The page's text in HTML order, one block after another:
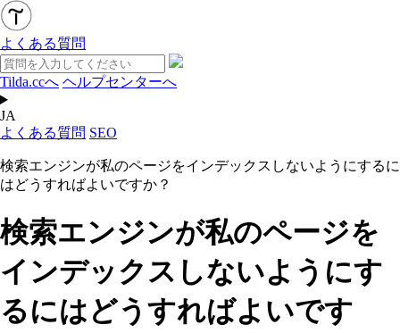
よくある質問
Tilda.ccへ ヘルプセンターへ
JA
よくある質問 SEO
検索エンジンが私のページをインデックスしないようにするに
はどうすればよいですか？
検索エンジンが私のページを
インデックスしないようにす
るにはどうすればよいです